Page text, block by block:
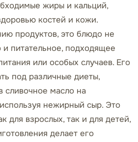
жиры и кальций,
костей и кожи.
продуктов, это блюдо не
и питательное, подходящее
или особых случаев. Его
под различные диеты,
сливочное масло на
нежирный сыр. Это
для взрослых, так и для детей,
делает его